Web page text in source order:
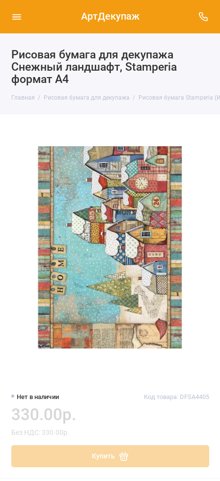
АртДекупаж
Рисовая бумага для декупажа
Снежный ландшафт, Stamperia
формат А4
Главная Рисовая бумага для декупажа Рисовая бумага Stamperia
Нет в наличии Код товара: DFSA4405
330.00р.
Без НДС: 330.00р.
Купить